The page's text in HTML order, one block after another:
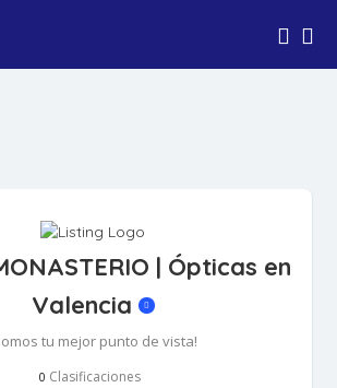
| Ópticas en
Valencia
tu mejor punto de vista!
0 Clasificaciones